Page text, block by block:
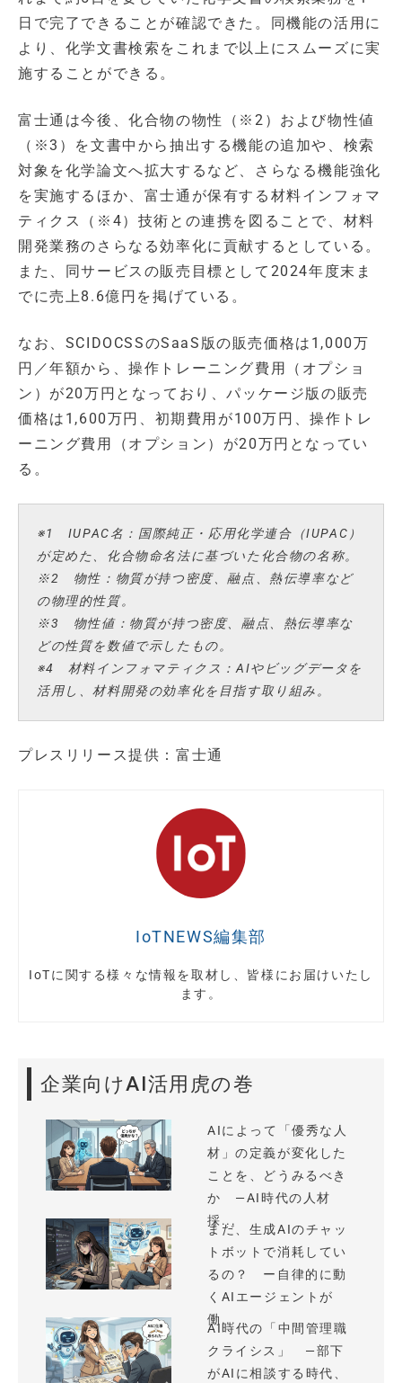
日で完了できることが確認できた。同機能の活用に
より、化学文書検索をこれまで以上にスムーズに実
施することができる。
富士通は今後、化合物の物性（※2）および物性値
（※3）を文書中から抽出する機能の追加や、検索
対象を化学論文へ拡大するなど、さらなる機能強化
を実施するほか、富士通が保有する材料インフォマ
ティクス（※4）技術との連携を図ることで、材料
開発業務のさらなる効率化に貢献するとしている。
また、同サービスの販売目標として2024年度末ま
でに売上8.6億円を掲げている。
なお、SCIDOCSSのSaaS版の販売価格は1,000万
円／年額から、操作トレーニング費用（オプショ
ン）が20万円となっており、パッケージ版の販売
価格は1,600万円、初期費用が100万円、操作トレ
ーニング費用（オプション）が20万円となってい
る。
※1 IUPAC名：国際純正・応用化学連合（IUPAC）
が定めた、化合物命名法に基づいた化合物の名称。
※2 物性：物質が持つ密度、融点、熱伝導率など
の物理的性質。
※3 物性値：物質が持つ密度、融点、熱伝導率な
どの性質を数値で示したもの。
※4 材料インフォマティクス：AIやビッグデータを
活用し、材料開発の効率化を目指す取り組み。
プレスリリース提供：富士通
IoTNEWS編集部
IoTに関する様々な情報を取材し、皆様にお届けいたし
ます。
企業向けAI活用虎の巻
AIによって「優秀な人
材」の定義が変化した
ことを、どうみるべき
か —AI時代の人材
採...
まだ、生成AIのチャッ
トボットで消耗してい
るの？ ー自律的に動
くAIエージェントが
働...
AI時代の「中間管理職
クライシス」 —部下
がAIに相談する時代、